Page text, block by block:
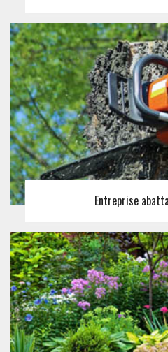
Entreprise